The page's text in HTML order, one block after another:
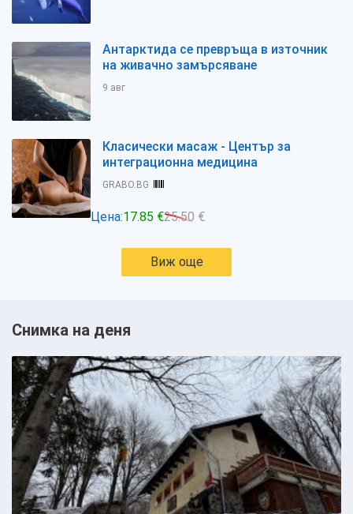
Антарктида се превръща в източник
на живачно замърсяване
9 авг
Класически масаж - Център за
интеграционна медицина
GRABO.BG
Цена:17.85 €25.50 €
Виж още
Снимка на деня